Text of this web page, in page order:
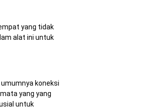
yang tidak
alat ini untuk
koneksi
yang yang
untuk